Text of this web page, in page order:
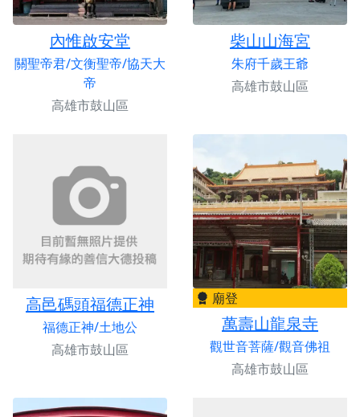
內惟啟安堂
關聖帝君/文衡聖帝/協天大
帝
高雄市鼓山區
柴山山海宮
朱府千歲王爺
高雄市鼓山區
高邑碼頭福德正神
福德正神/土地公
高雄市鼓山區
廟登
萬壽山龍泉寺
觀世音菩薩/觀音佛祖
高雄市鼓山區